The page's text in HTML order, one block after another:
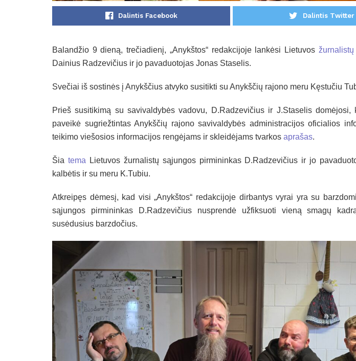
Dalintis Facebook Dalintis Twitter
Balandžio 9 dieną, trečiadienį, „Anykštos“ redakcijoje lankėsi Lietuvos
Dainius Radzevičius ir jo pavaduotojas Jonas Staselis.
Svečiai iš sostinės į Anykščius atvyko susitikti su Anykščių rajono meru Kęstučiu
Prieš susitikimą su savivaldybės vadovu, D.Radzevičius ir J.Staselis domėjosi,
paveikė sugriežtintas Anykščių rajono savivaldybės administracijos oficialios
teikimo viešosios informacijos rengėjams ir skleidėjams tvarkos aprašas.
Šia tema Lietuvos žurnalistų sąjungos pirmininkas D.Radzevičius ir jo
kalbėtis ir su meru K.Tubiu.
Atkreipęs dėmesį, kad visi „Anykštos“ redakcijoje dirbantys vyrai yra su
sąjungos pirmininkas D.Radzevičius nusprendė užfiksuoti vieną smagų
susėdusius barzdočius.